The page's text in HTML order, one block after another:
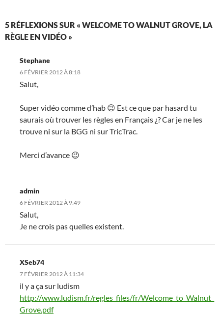
5 RÉFLEXIONS SUR « WELCOME TO WALNUT GROVE, LA
RÈGLE EN VIDÉO »
Stephane
6 FÉVRIER 2012 À 8:18
Salut,
Super vidéo comme d’hab 😉 Est ce que par hasard tu
saurais où trouver les règles en Français ¿? Car je ne les
trouve ni sur la BGG ni sur TricTrac.
Merci d’avance 😉
admin
6 FÉVRIER 2012 À 9:49
Salut,
Je ne crois pas quelles existent.
XSeb74
7 FÉVRIER 2012 À 11:34
il y a ça sur ludism
http://www.ludism.fr/regles_files/fr/Welcome_to_Walnut_
Grove.pdf